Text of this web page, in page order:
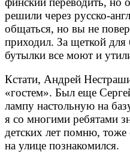
решили через русско-
общаться, но вы не
приходил. За щеткой
бутылки все моют и
Кстати, Андрей
«гостем». Был еще
лампу настольную на
я со многими ребятами
детских лет помню, тоже
на улице познакомился.